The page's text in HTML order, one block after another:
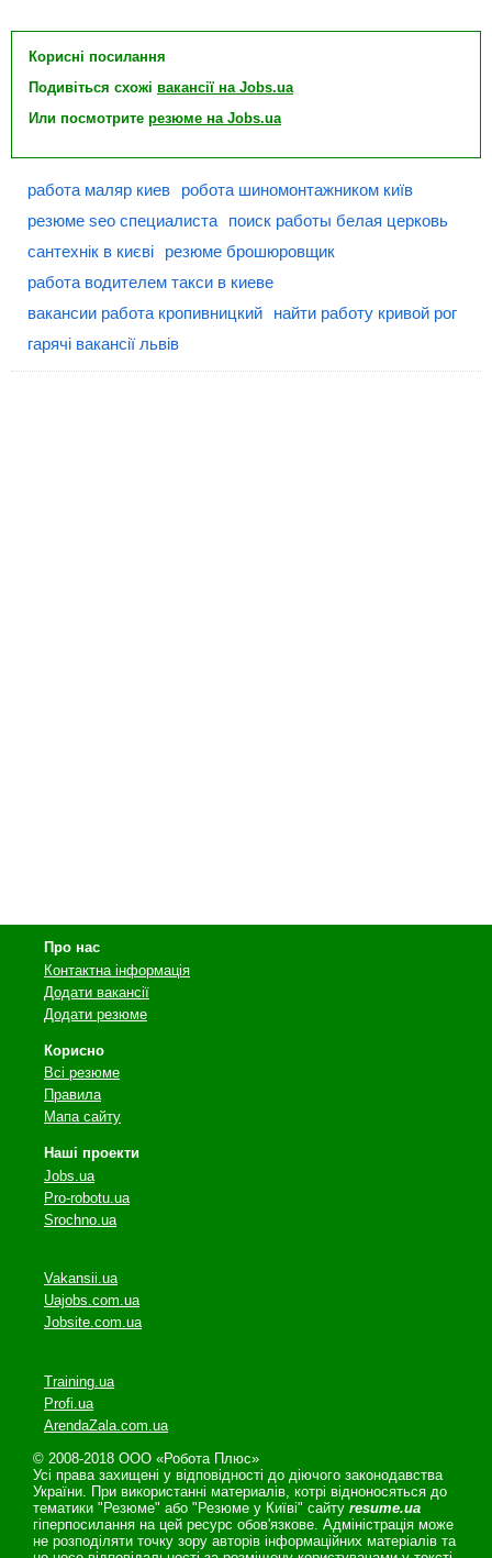
Корисні посилання
Подивіться схожі вакансії на Jobs.ua
Или посмотрите резюме на Jobs.ua
работа маляр киев
робота шиномонтажником київ
резюме seo специалиста
поиск работы белая церковь
сантехнік в києві
резюме брошюровщик
работа водителем такси в киеве
вакансии работа кропивницкий
найти работу кривой рог
гарячі вакансії львів
Про нас
Контактна інформація
Додати вакансії
Додати резюме
Корисно
Всі резюме
Правила
Мапа сайту
Наші проекти
Jobs.ua
Pro-robotu.ua
Srochno.ua
Vakansii.ua
Uajobs.com.ua
Jobsite.com.ua
Training.ua
Profi.ua
ArendaZala.com.ua
© 2008-2018 ООО «Робота Плюс»
Усі права захищені у відповідності до діючого законодавства
України. При використанні материалів, котрі відноносяться до
тематики "Резюме" або "Резюме у Київі" сайту resume.ua
гіперпосилання на цей ресурс обов'язкове. Адміністрація може
не розподіляти точку зору авторів інформаційних матеріалів та